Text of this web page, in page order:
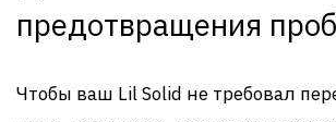
предотвращения
Чтобы ваш Lil Solid не требовал